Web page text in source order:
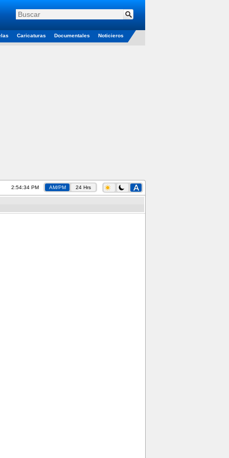
Caricaturas Documentales Noticieros
2:54:35 PM AM/PM 24 Hrs